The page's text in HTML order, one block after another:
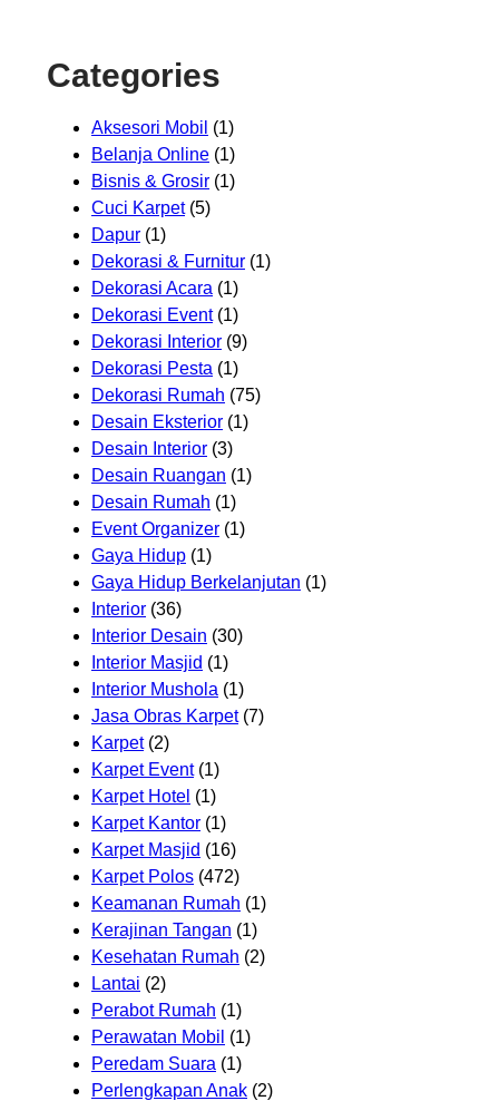
Categories
Aksesori Mobil (1)
Belanja Online (1)
Bisnis & Grosir (1)
Cuci Karpet(5)
Dapur (1)
Dekorasi & Furnitur (1)
Dekorasi Acara (1)
Dekorasi Event(1)
Dekorasi Interior (9)
Dekorasi Pesta (1)
Dekorasi Rumah (75)
Desain Eksterior (1)
Desain Interior (3)
Desain Ruangan (1)
Desain Rumah (1)
Event Organizer (1)
Gaya Hidup (1)
Gaya Hidup Berkelanjutan (1)
Interior (36)
Interior Desain (30)
Interior Masjid (1)
Interior Mushola (1)
Jasa Obras Karpet(7)
Karpet(2)
Karpet Event(1)
Karpet Hotel (1)
Karpet Kantor (1)
Karpet Masjid (16)
Karpet Polos (472)
Keamanan Rumah (1)
Kerajinan Tangan (1)
Kesehatan Rumah (2)
Lantai (2)
Perabot Rumah (1)
Perawatan Mobil (1)
Peredam Suara (1)
Perlengkapan Anak (2)